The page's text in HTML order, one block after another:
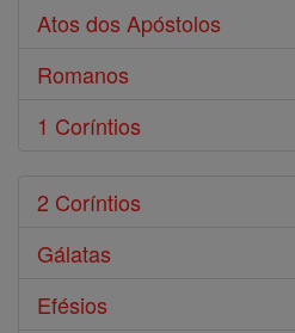
Atos dos Apóstolos
Romanos
1 Coríntios
2 Coríntios
Gálatas
Efésios